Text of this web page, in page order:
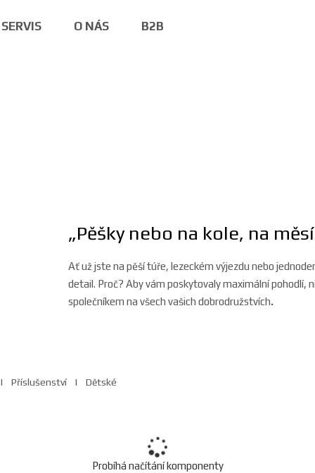
SERVIS O NÁS B2B
„Pěšky nebo na kole, na
Ať už jste na pěší túře, lezeckém výjezdu nebo
detail. Proč? Aby vám poskytovaly maximální pohodlí,
společníkem na všech vašich dobrodružstvích.
Příslušenství Dětské
Probíhá načítání komponenty